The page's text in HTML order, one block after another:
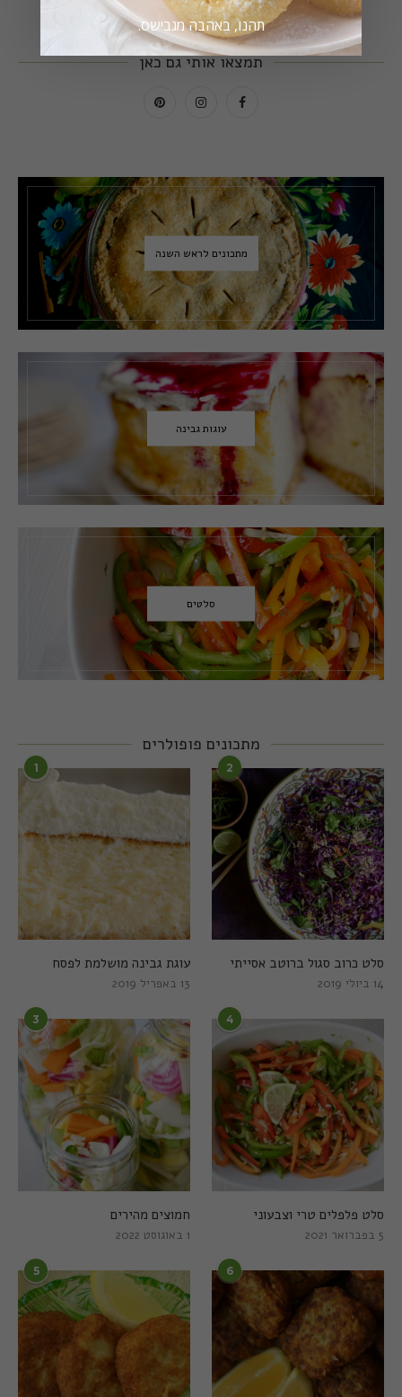
תמצאו אותי גם כאן
מתכונים לראש השנה
עוגות גבינה
סלטים
מתכונים פופולרים
1
עוגת גבינה מושלמת לפסח
13 באפריל 2019
2
סלט כרוב סגול ברוטב אסייתי
14 ביולי 2019
3
חמוצים מהירים
1 באוגוסט 2022
4
סלט פלפלים טרי וצבעוני
5 בפברואר 2021
5 6
תהנו, באהבה מגבישס.